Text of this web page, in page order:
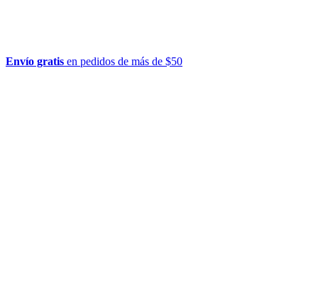
Envío gratis en pedidos de más de $50